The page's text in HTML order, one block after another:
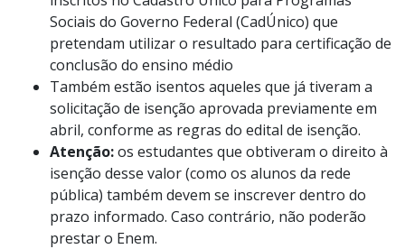
Sociais do Governo Federal (CadÚnico) que
pretendam utilizar o resultado para certificação de
conclusão do ensino médio
Também estão isentos aqueles que já tiveram a
solicitação de isenção aprovada previamente em
abril, conforme as regras do edital de isenção.
Atenção:os estudantes que obtiveram o direito à
isenção desse valor (como os alunos da rede
pública) também devem se inscrever dentro do
prazo informado. Caso contrário, não poderão
prestar o Enem.